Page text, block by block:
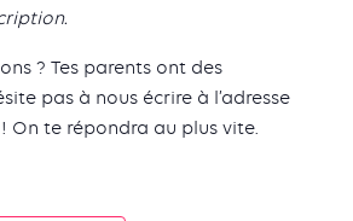
? Tes parents ont des
pas à nous écrire à l’adresse
! On te répondra au plus vite.